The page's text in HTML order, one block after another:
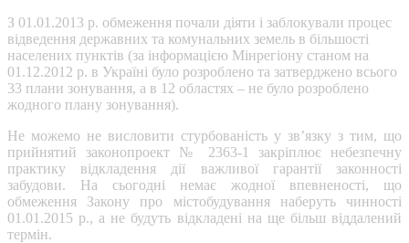
З 01.01.2013 р. обмеження почали діяти і заблокували процес
відведення державних та комунальних земель в більшості
населених пунктів (за інформацією Мінрегіону станом на
01.12.2012 р. в Україні було розроблено та затверджено всього
33 плани зонування, а в 12 областях – не було розроблено
жодного плану зонування).
Не можемо не висловити стурбованість у зв’язку з тим, що
прийнятий законопроект № 2363-1 закріплює небезпечну
практику відкладення дії важливої гарантії законності
забудови. На сьогодні немає жодної впевненості, що
обмеження Закону про містобудування наберуть чинності
01.01.2015 р., а не будуть відкладені на ще більш віддалений
термін.